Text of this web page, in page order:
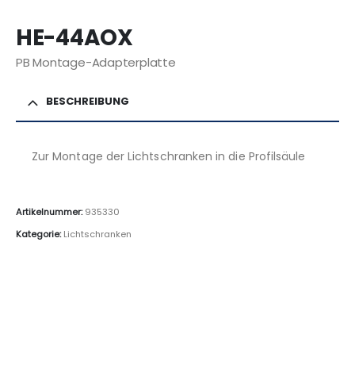
HE-44AOX
PB Montage-Adapterplatte
BESCHREIBUNG
Zur Montage der Lichtschranken in die Profilsäule
Artikelnummer:935330
Kategorie:Lichtschranken